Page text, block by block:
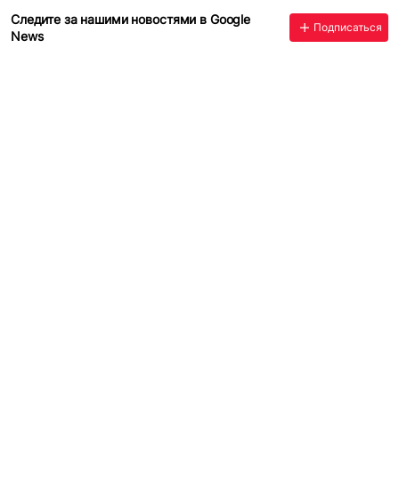
Следите за нашими новостями в Google
News
Подписаться